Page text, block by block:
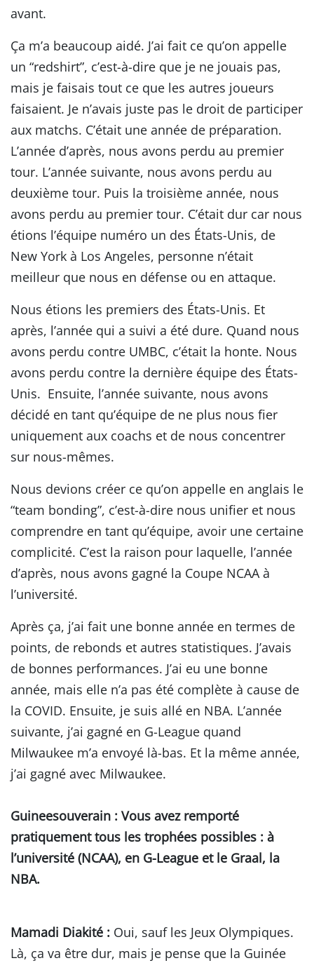
avant.
Ça m’a beaucoup aidé. J’ai fait ce qu’on appelle
un “redshirt”, c’est-à-dire que je ne jouais pas,
mais je faisais tout ce que les autres joueurs
faisaient. Je n’avais juste pas le droit de participer
aux matchs. C’était une année de préparation.
L’année d’après, nous avons perdu au premier
tour. L’année suivante, nous avons perdu au
deuxième tour. Puis la troisième année, nous
avons perdu au premier tour. C’était dur car nous
étions l’équipe numéro un des États-Unis, de
New York à Los Angeles, personne n’était
meilleur que nous en défense ou en attaque.
Nous étions les premiers des États-Unis. Et
après, l’année qui a suivi a été dure. Quand nous
avons perdu contre UMBC, c’était la honte. Nous
avons perdu contre la dernière équipe des États-
Unis. Ensuite, l’année suivante, nous avons
décidé en tant qu’équipe de ne plus nous fier
uniquement aux coachs et de nous concentrer
sur nous-mêmes.
Nous devions créer ce qu’on appelle en anglais le
“team bonding”, c’est-à-dire nous unifier et nous
comprendre en tant qu’équipe, avoir une certaine
complicité. C’est la raison pour laquelle, l’année
d’après, nous avons gagné la Coupe NCAA à
l’université.
Après ça, j’ai fait une bonne année en termes de
points, de rebonds et autres statistiques. J’avais
de bonnes performances. J’ai eu une bonne
année, mais elle n’a pas été complète à cause de
la COVID. Ensuite, je suis allé en NBA. L’année
suivante, j’ai gagné en G-League quand
Milwaukee m’a envoyé là-bas. Et la même année,
j’ai gagné avec Milwaukee.
Guineesouverain : Vous avez remporté
pratiquement tous les trophées possibles : à
l’université (NCAA), en G-League et le Graal, la
NBA.
Mamadi Diakité : Oui, sauf les Jeux Olympiques.
Là, ça va être dur, mais je pense que la Guinée